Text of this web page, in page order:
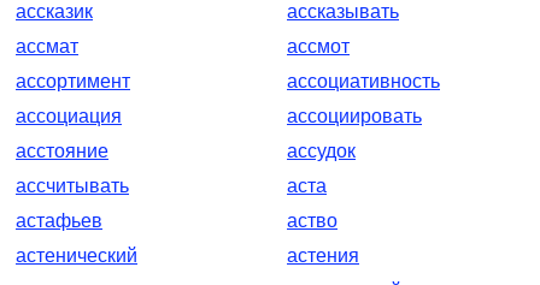
ассказик
ассказывать
ассмат
ассмот
ассортимент
ассоциативность
ассоциация
ассоциировать
асстояние
ассудок
ассчитывать
аста
астафьев
аство
астенический
астения